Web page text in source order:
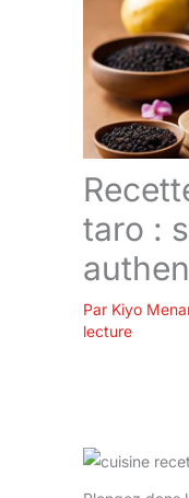
taro :
Par Kiyo
lecture